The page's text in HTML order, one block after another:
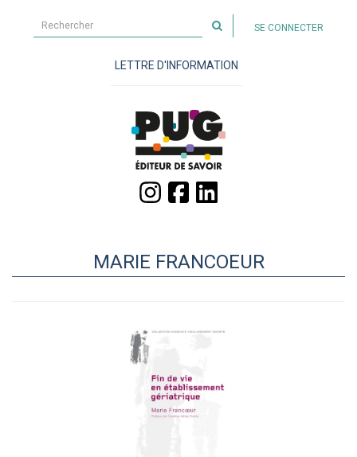
sur
site
SE CONNECTER
LETTRE D'INFORMATION
MARIE FRANCOEUR